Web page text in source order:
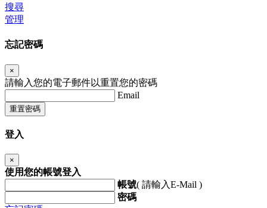
搜尋
管理
忘記密碼
×
請輸入您的電子郵件以重置您的密碼
Email
重置密碼
登入
×
使用您的帳號登入
帳號( 請輸入E-Mail )
密碼